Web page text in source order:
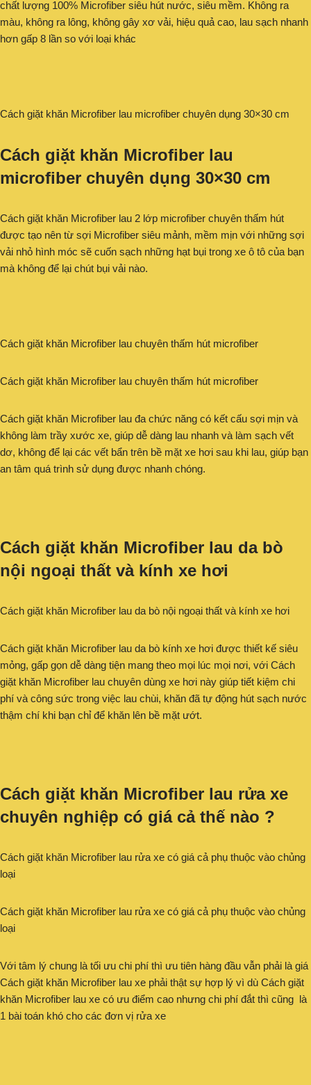
chất lượng 100% Microfiber siêu hút nước, siêu mềm. Không ra
màu, không ra lông, không gây xơ vải, hiệu quả cao, lau sạch nhanh
hơn gấp 8 lần so với loại khác
Cách giặt khăn Microfiber lau microfiber chuyên dụng 30×30 cm
Cách giặt khăn Microfiber lau
microfiber chuyên dụng 30×30 cm
Cách giặt khăn Microfiber lau 2 lớp microfiber chuyên thấm hút
được tạo nên từ sợi Microfiber siêu mảnh, mềm mịn với những sợi
vải nhỏ hình móc sẽ cuốn sạch những hạt bụi trong xe ô tô của bạn
mà không để lại chút bụi vải nào.
Cách giặt khăn Microfiber lau chuyên thấm hút microfiber
Cách giặt khăn Microfiber lau chuyên thấm hút microfiber
Cách giặt khăn Microfiber lau đa chức năng có kết cấu sợi mịn và
không làm trầy xước xe, giúp dễ dàng lau nhanh và làm sạch vết
dơ, không để lại các vết bẩn trên bề mặt xe hơi sau khi lau, giúp bạn
an tâm quá trình sử dụng được nhanh chóng.
Cách giặt khăn Microfiber lau da bò
nội ngoại thất và kính xe hơi
Cách giặt khăn Microfiber lau da bò nội ngoại thất và kính xe hơi
Cách giặt khăn Microfiber lau da bò kính xe hơi được thiết kế siêu
mỏng, gấp gọn dễ dàng tiện mang theo mọi lúc mọi nơi, với Cách
giặt khăn Microfiber lau chuyên dùng xe hơi này giúp tiết kiệm chi
phí và công sức trong việc lau chùi, khăn đã tự động hút sạch nước
thậm chí khi bạn chỉ để khăn lên bề mặt ướt.
Cách giặt khăn Microfiber lau rửa xe
chuyên nghiệp có giá cả thế nào ?
Cách giặt khăn Microfiber lau rửa xe có giá cả phụ thuộc vào chủng
loại
Cách giặt khăn Microfiber lau rửa xe có giá cả phụ thuộc vào chủng
loại
Với tâm lý chung là tối ưu chi phí thì ưu tiên hàng đầu vẫn phải là giá
Cách giặt khăn Microfiber lau xe phải thật sự hợp lý vì dù Cách giặt
khăn Microfiber lau xe có ưu điểm cao nhưng chi phí đắt thì cũng là
1 bài toán khó cho các đơn vị rửa xe